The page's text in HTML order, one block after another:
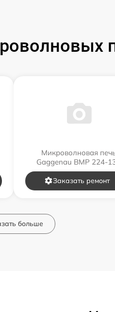
Микроволновая
Gaggenau BMP 224-
Заказать ремонт
больше